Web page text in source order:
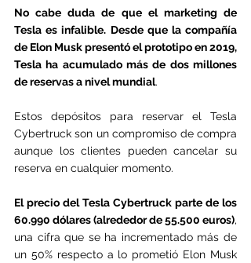
No cabe duda de que el marketing de
Tesla es infalible. Desde que la compañía
de Elon Musk presentó el prototipo en 2019,
Tesla ha acumulado más de dos millones
de reservas a nivel mundial.
Estos depósitos para reservar el Tesla
Cybertruck son un compromiso de compra
aunque los clientes pueden cancelar su
reserva en cualquier momento.
El precio del Tesla Cybertruck parte de los
60.990 dólares (alrededor de 55.500 euros),
una cifra que se ha incrementado más de
un 50% respecto a lo prometió Elon Musk